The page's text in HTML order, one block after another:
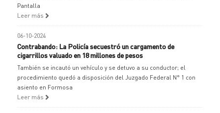
Pantalla
Leer más
06-10-2024
Contrabando: La Policía secuestró un cargamento de
cigarrillos valuado en 18 millones de pesos
También se incautó un vehículo y se detuvo a su conductor; el
procedimiento quedó a disposición del Juzgado Federal N° 1 con
asiento en Formosa
Leer más